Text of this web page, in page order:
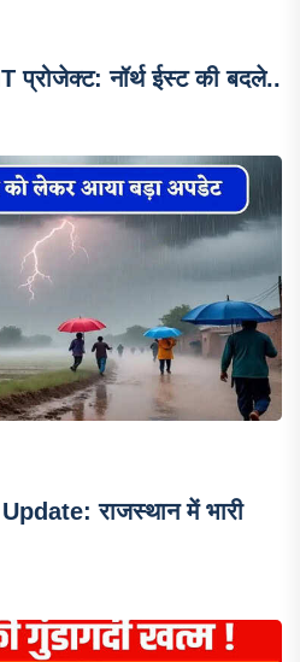
प्रोजेक्ट: नॉर्थ ईस्ट की बदले..
राजस्थान में भारी